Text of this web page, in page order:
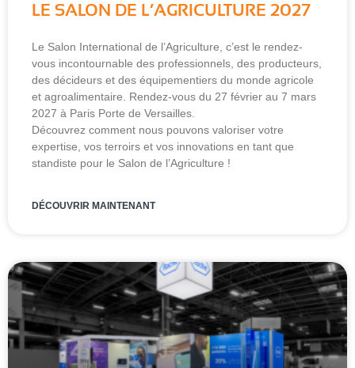
LE SALON DE L’AGRICULTURE 2027
Le Salon International de l’Agriculture, c’est le rendez-
vous incontournable des professionnels, des producteurs,
des décideurs et des équipementiers du monde agricole
et agroalimentaire. Rendez-vous du 27 février au 7 mars
2027 à Paris Porte de Versailles.
Découvrez comment nous pouvons valoriser votre
expertise, vos terroirs et vos innovations en tant que
standiste pour le Salon de l’Agriculture !
DÉCOUVRIR MAINTENANT